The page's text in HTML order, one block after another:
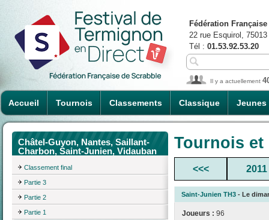
Accueil Tournois Classements Classique Jeunes
Fédération
22 rue Esquirol,
Tél : 01.53.92.53.20
Il y a actuellement
Châtel-Guyon, Nantes, Saillant-
Charbon, Saint-Junien, Vidauban
Classement final
Partie 3
Partie 2
Partie 1
Tournois
<<< 2011
Saint-Junien TH3 - Le
Joueurs : 96